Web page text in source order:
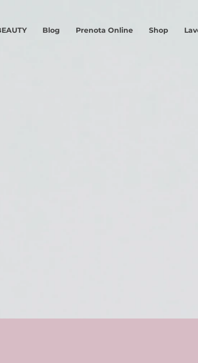
Blog Prenota Online Shop